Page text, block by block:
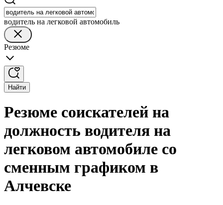
водитель на легковой автомобиль
Резюме
Найти
Резюме соискателей на
должность водителя на
легковом автомобиле со
сменным графиком в
Алчевске